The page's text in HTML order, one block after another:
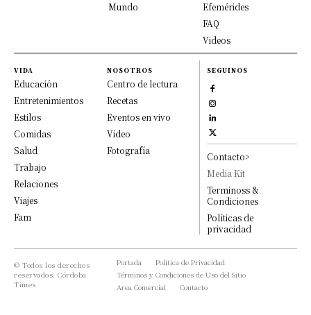
Mundo
Efemérides
FAQ
Videos
VIDA
Educación
Entretenimientos
Estilos
Comidas
Salud
Trabajo
Relaciones
Viajes
Fam
NOSOTROS
Centro de lectura
Recetas
Eventos en vivo
Video
Fotografía
SEGUINOS
Contacto>
Media Kit
Terminoss &
Condiciones
Políticas de
privacidad
© Todos los derechos
reservados, Córdoba
Times
Portada
Política de Privacidad
Términos y Condiciones de Uso del Sitio
Area Comercial
Contacto